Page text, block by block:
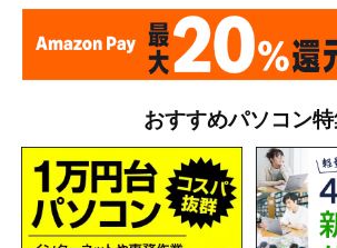
おすすめパソコン